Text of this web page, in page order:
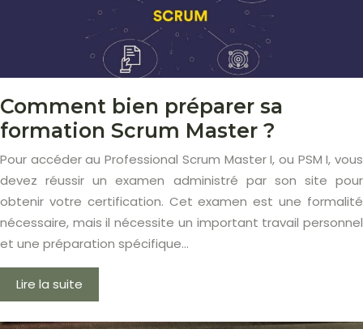
Comment bien préparer sa
formation Scrum Master ?
Pour accéder au Professional Scrum Master I, ou PSM I, vous
devez réussir un examen administré par son site pour
obtenir votre certification. Cet examen est une formalité
nécessaire, mais il nécessite un important travail personnel
et une préparation spécifique…
Lire la suite